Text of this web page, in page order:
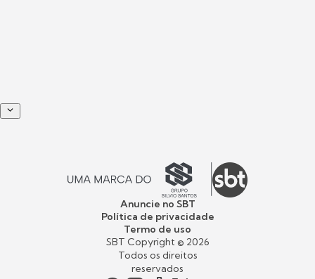
Anuncie no SBT
Política de privacidade
Termo de uso
SBT Copyright © 2026
Todos os direitos
reservados